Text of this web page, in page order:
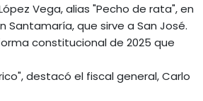
Vega, alias "Pecho de rata", en
que sirve a San José.
constitucional de 2025 que
destacó el fiscal general, Carlo